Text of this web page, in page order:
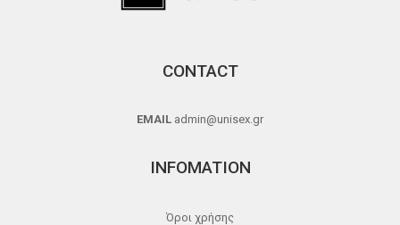
CONTACT
EMAIL admin@unisex.gr
INFOMATION
Όροι χρήσης